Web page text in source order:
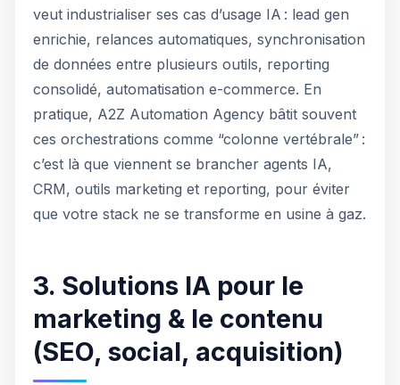
veut industrialiser ses cas d’usage IA : lead gen
enrichie, relances automatiques, synchronisation
de données entre plusieurs outils, reporting
consolidé, automatisation e-commerce. En
pratique, A2Z Automation Agency bâtit souvent
ces orchestrations comme “colonne vertébrale” :
c’est là que viennent se brancher agents IA,
CRM, outils marketing et reporting, pour éviter
que votre stack ne se transforme en usine à gaz.
3. Solutions IA pour le
marketing & le contenu
(SEO, social, acquisition)